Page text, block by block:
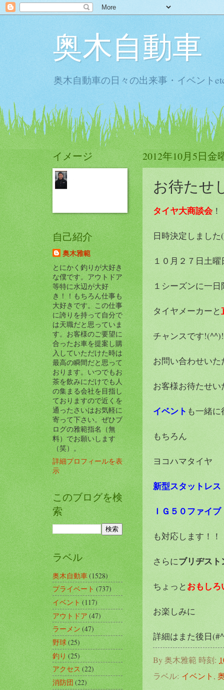
奥木自動車
奥木自動車の日々の出来事・イベント
2012年10月5日金
お待たせ
タイヤ大商談会！
日時決定しました
１０月２７日土曜
１シーズンに一日
タイヤメーカーと
チャンスです!(^^)!
お問い合わせいた
お客様お待たせ
イベント も一緒
もちろん
ヨコハマタイヤ
新型スタットレス
ＩＧ５０ファイブ
も対応します！！
さらにブリヂスト
ちょっとおもしろ
お楽しみに
詳細はまた後日
By奥木雅範 時刻:
ラベル: イベント ,
イメージ
自己紹介
奥木雅範
とにかく釣りが大好き
な僕です。アウトドア
等特に水辺が大好
き！！もちろん仕事も
大好きです。この仕事
に誇りを持って自分で
は天職だと思っていま
す。お客様のご要望に
合ったお車を提案し購
入していただけた時は
最高の瞬間だと思って
おります。いつでもお
茶を飲みにだけでも人
の集まる会社を目指し
ておりますので近くを
通ったさいはお気軽に
寄って下さい。ぜひブ
ログの雅範指名（無
料）でお願いします
（笑）。
詳細プロフィールを表
示
このブログを検
索
ラベル
奥木自動車(1528)
プライベート(737)
イベント(117)
アウトドア(47)
ラーメン(47)
野球(25)
釣り(25)
アクセス(22)
消防団(22)